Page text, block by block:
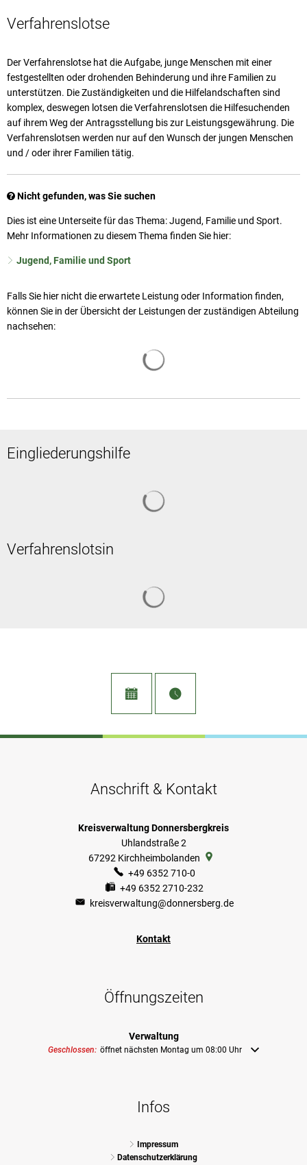
Verfahrenslotse
Der Verfahrenslotse hat die Aufgabe, junge Menschen mit einer
festgestellten oder drohenden Behinderung und ihre Familien zu
unterstützen. Die Zuständigkeiten und die Hilfelandschaften sind
komplex, deswegen lotsen die Verfahrenslotsen die Hilfesuchenden
auf ihrem Weg der Antragsstellung bis zur Leistungsgewährung. Die
Verfahrenslotsen werden nur auf den Wunsch der jungen Menschen
und / oder ihrer Familien tätig.
Nicht gefunden, was Sie suchen
Dies ist eine Unterseite für das Thema: Jugend, Familie und Sport.
Mehr Informationen zu diesem Thema finden Sie hier:
Jugend, Familie und Sport
Falls Sie hier nicht die erwartete Leistung oder Information finden,
können Sie in der Übersicht der Leistungen der zuständigen Abteilung
nachsehen:
Eingliederungshilfe
Verfahrenslotsin
Anschrift & Kontakt
Kreisverwaltung Donnersbergkreis
Uhlandstraße 2
67292 Kirchheimbolanden
+49 6352 710-0
+49 6352 2710-232
kreisverwaltung@donnersberg.de
Kontakt
Öffnungszeiten
Verwaltung
Klicken, um weitere Öffnungs- oder Schließzeiten auszublenden
Geschlossen: öffnet nächsten Montag um 08:00 Uhr
Infos
Impressum
Datenschutzerklärung